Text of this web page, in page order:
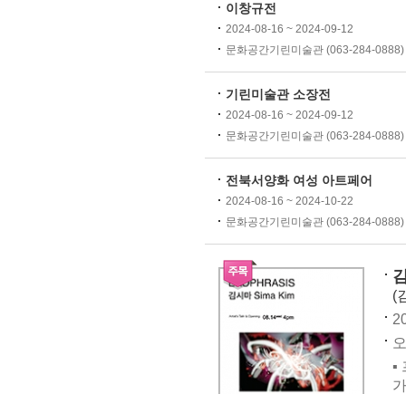
이창규전
2024-08-16 ~ 2024-09-12
문화공간기린미술관 (063-284-0888)
기린미술관 소장전
2024-08-16 ~ 2024-09-12
문화공간기린미술관 (063-284-0888)
전북서양화 여성 아트페어
2024-08-16 ~ 2024-10-22
문화공간기린미술관 (063-284-0888)
(
▪